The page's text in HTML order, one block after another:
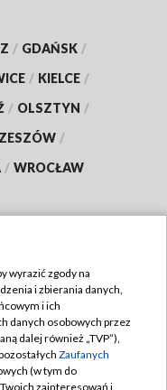
/ GDAŃSK /
/ KIELCE /
/ OLSZTYN /
/
/ WROCŁAW
wyrazić zgody na
i zbierania danych,
i ich
danych osobowych przez
dalej również „TVP”),
Zaufanych
(w tym do
zainteresowań i